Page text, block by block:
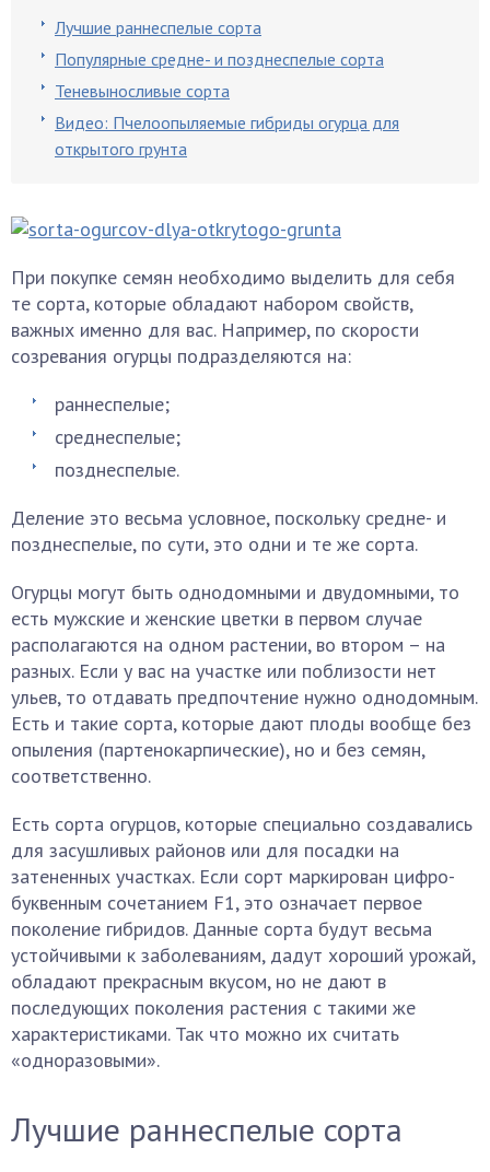
Лучшие раннеспелые сорта
Популярные средне- и позднеспелые сорта
Теневыносливые сорта
Видео: Пчелоопыляемые гибриды огурца для
открытого грунта
При покупке семян необходимо выделить для себя
те сорта, которые обладают набором свойств,
важных именно для вас. Например, по скорости
созревания огурцы подразделяются на:
раннеспелые;
среднеспелые;
позднеспелые.
Деление это весьма условное, поскольку средне- и
позднеспелые, по сути, это одни и те же сорта.
Огурцы могут быть однодомными и двудомными, то
есть мужские и женские цветки в первом случае
располагаются на одном растении, во втором – на
разных. Если у вас на участке или поблизости нет
ульев, то отдавать предпочтение нужно однодомным.
Есть и такие сорта, которые дают плоды вообще без
опыления (партенокарпические), но и без семян,
соответственно.
Есть сорта огурцов, которые специально создавались
для засушливых районов или для посадки на
затененных участках. Если сорт маркирован цифро-
буквенным сочетанием F1, это означает первое
поколение гибридов. Данные сорта будут весьма
устойчивыми к заболеваниям, дадут хороший урожай,
обладают прекрасным вкусом, но не дают в
последующих поколения растения с такими же
характеристиками. Так что можно их считать
«одноразовыми».
Лучшие раннеспелые сорта